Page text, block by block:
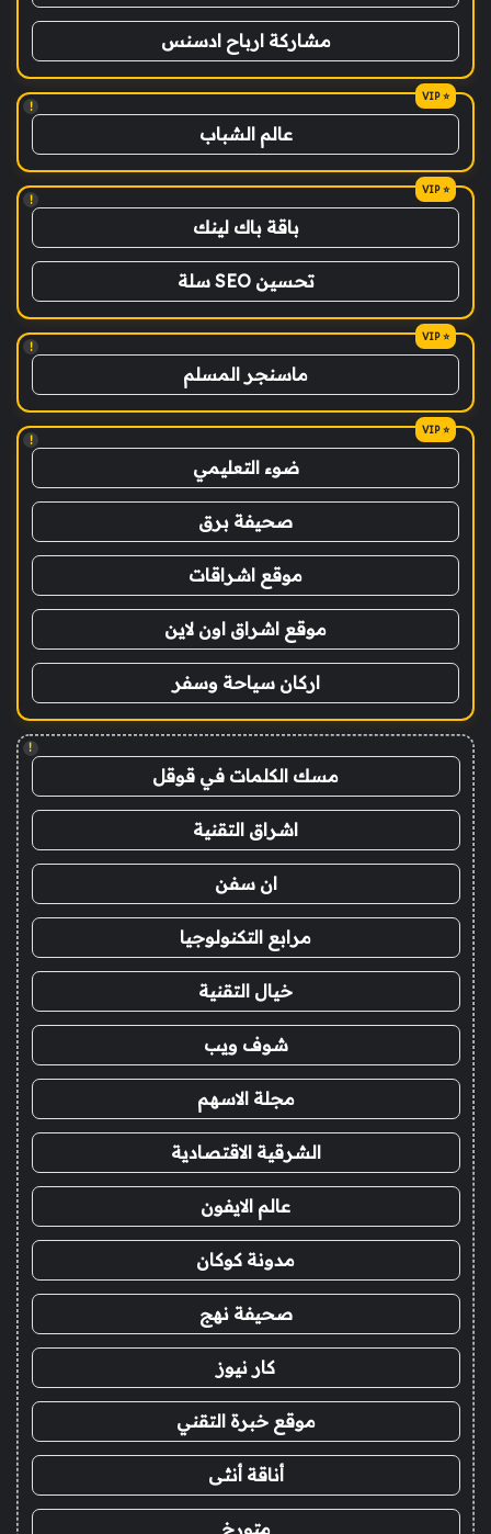
مشاركة ارباح ادسنس
!
عالم الشباب
!
باقة باك لينك
تحسين SEO سلة
!
ماسنجر المسلم
!
ضوء التعليمي
صحيفة برق
موقع اشراقات
موقع اشراق اون لاين
اركان سياحة وسفر
!
مسك الكلمات في قوقل
اشراق التقنية
ان سفن
مرابع التكنولوجيا
خيال التقنية
شوف ويب
مجلة الاسهم
الشرقية الاقتصادية
عالم الايفون
مدونة كوكان
صحيفة نهج
كار نيوز
موقع خبرة التقني
أناقة أنثى
متورخ